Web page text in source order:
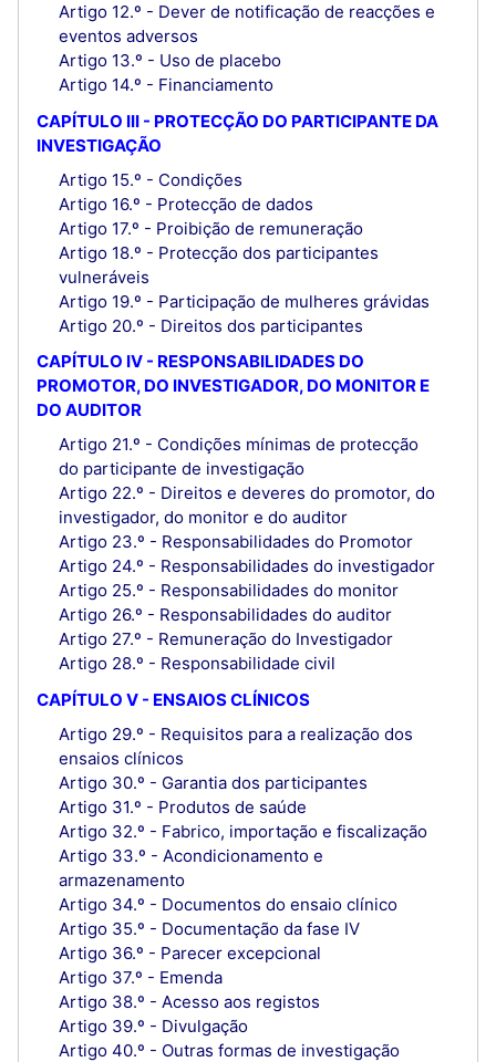
Artigo 12.º - Dever de notificação de reacções e
eventos adversos
Artigo 13.º - Uso de placebo
Artigo 14.º - Financiamento
CAPÍTULO III - PROTECÇÃO DO PARTICIPANTE DA
INVESTIGAÇÃO
Artigo 15.º - Condições
Artigo 16.º - Protecção de dados
Artigo 17.º - Proibição de remuneração
Artigo 18.º - Protecção dos participantes
vulneráveis
Artigo 19.º - Participação de mulheres grávidas
Artigo 20.º - Direitos dos participantes
CAPÍTULO IV - RESPONSABILIDADES DO
PROMOTOR, DO INVESTIGADOR, DO MONITOR E
DO AUDITOR
Artigo 21.º - Condições mínimas de protecção
do participante de investigação
Artigo 22.º - Direitos e deveres do promotor, do
investigador, do monitor e do auditor
Artigo 23.º - Responsabilidades do Promotor
Artigo 24.º - Responsabilidades do investigador
Artigo 25.º - Responsabilidades do monitor
Artigo 26.º - Responsabilidades do auditor
Artigo 27.º - Remuneração do Investigador
Artigo 28.º - Responsabilidade civil
CAPÍTULO V - ENSAIOS CLÍNICOS
Artigo 29.º - Requisitos para a realização dos
ensaios clínicos
Artigo 30.º - Garantia dos participantes
Artigo 31.º - Produtos de saúde
Artigo 32.º - Fabrico, importação e fiscalização
Artigo 33.º - Acondicionamento e
armazenamento
Artigo 34.º - Documentos do ensaio clínico
Artigo 35.º - Documentação da fase IV
Artigo 36.º - Parecer excepcional
Artigo 37.º - Emenda
Artigo 38.º - Acesso aos registos
Artigo 39.º - Divulgação
Artigo 40.º - Outras formas de investigação